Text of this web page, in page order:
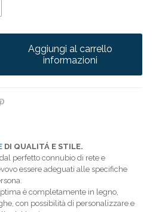
Aggiungi al carrello
informazioni
DI QUALITÁ E STILE.
perfetto connubio di rete e
essere adeguati alle specifiche
è completamente in legno,
con possibilità di personalizzare e